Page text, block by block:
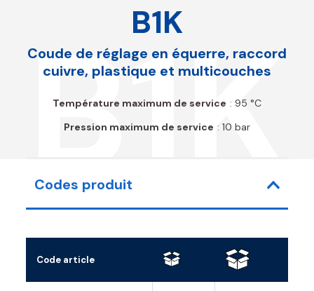
B1K
B1K
Coude de réglage en équerre, raccord
cuivre, plastique et multicouches
Température maximum de service : 95 °C
Pression maximum de service : 10 bar
Codes produit
Code article